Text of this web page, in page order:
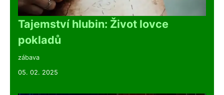
Tajemství hlubin: Život lovce
pokladů
zábava
05. 02. 2025